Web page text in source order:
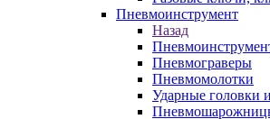
Пневмоинструмент
Назад
Пневмограверы
Пневмомолотки
Ударные головки